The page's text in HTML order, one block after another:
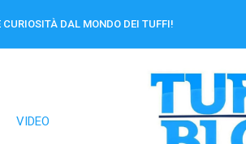
DAL MONDO DEI TUFFI!
VIDEO